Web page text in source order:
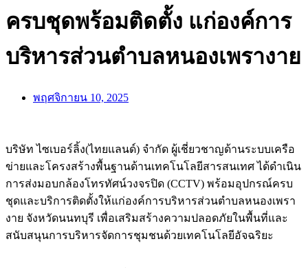
ครบชุดพร้อมติดตั้ง แก่องค์การ
บริหารส่วนตำบลหนองเพรางาย
พฤศจิกายน 10, 2025
บริษัท ไซเบอร์ลิ้ง(ไทยแลนด์) จำกัด ผู้เชี่ยวชาญด้านระบบเครือ
ข่ายและโครงสร้างพื้นฐานด้านเทคโนโลยีสารสนเทศ ได้ดำเนิน
การส่งมอบกล้องโทรทัศน์วงจรปิด (CCTV) พร้อมอุปกรณ์ครบ
ชุดและบริการติดตั้งให้แก่องค์การบริหารส่วนตำบลหนองเพรา
งาย จังหวัดนนทบุรี เพื่อเสริมสร้างความปลอดภัยในพื้นที่และ
สนับสนุนการบริหารจัดการชุมชนด้วยเทคโนโลยีอัจฉริยะ